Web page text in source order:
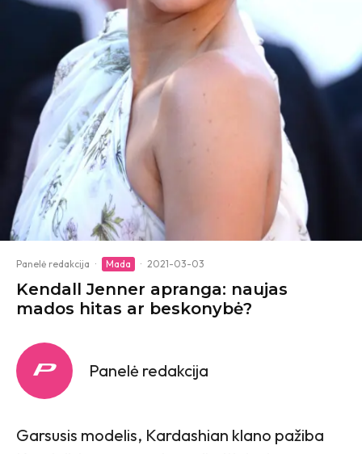
Panelė redakcija · Mada · 2021-03-03
Kendall Jenner apranga: naujas
mados hitas ar beskonybė?
Panelė redakcija
Garsusis modelis, Kardashian klano pažiba